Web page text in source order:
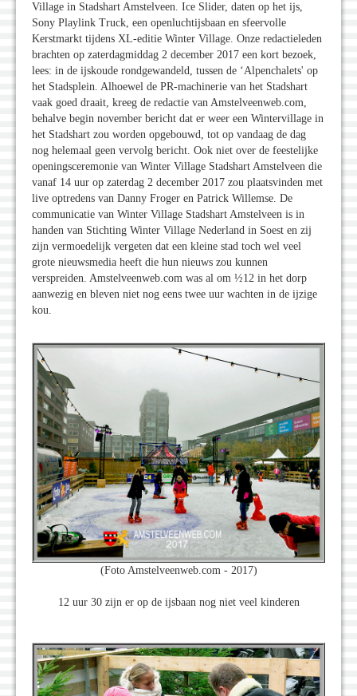
Village in Stadshart Amstelveen. Ice Slider, daten op het ijs,
Sony Playlink Truck, een openluchtijsbaan en sfeervolle
Kerstmarkt tijdens XL-editie Winter Village. Onze redactieleden
brachten op zaterdagmiddag 2 december 2017 een kort bezoek,
lees: in de ijskoude rondgewandeld, tussen de ‘Alpenchalets' op
het Stadsplein. Alhoewel de PR-machinerie van het Stadshart
vaak goed draait, kreeg de redactie van Amstelveenweb.com,
behalve begin november bericht dat er weer een Wintervillage in
het Stadshart zou worden opgebouwd, tot op vandaag de dag
nog helemaal geen vervolg bericht. Ook niet over de feestelijke
openingsceremonie van Winter Village Stadshart Amstelveen die
vanaf 14 uur op zaterdag 2 december 2017 zou plaatsvinden met
live optredens van Danny Froger en Patrick Willemse. De
communicatie van Winter Village Stadshart Amstelveen is in
handen van Stichting Winter Village Nederland in Soest en zij
zijn vermoedelijk vergeten dat een kleine stad toch wel veel
grote nieuwsmedia heeft die hun nieuws zou kunnen
verspreiden. Amstelveenweb.com was al om ½12 in het dorp
aanwezig en bleven niet nog eens twee uur wachten in de ijzige
kou.
(Foto Amstelveenweb.com - 2017)
12 uur 30 zijn er op de ijsbaan nog niet veel kinderen